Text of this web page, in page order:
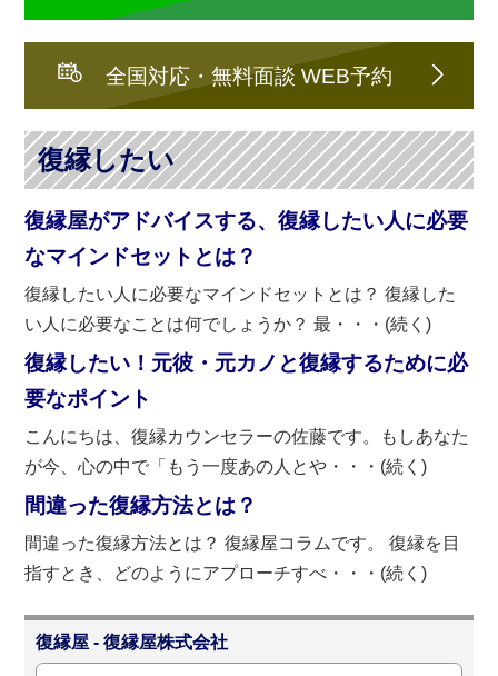
全国対応・無料面談 WEB予約
復縁したい
復縁屋がアドバイスする、復縁したい人に必要
なマインドセットとは？
復縁したい人に必要なマインドセットとは？ 復縁した
い人に必要なことは何でしょうか？ 最・・・(続く)
復縁したい！元彼・元カノと復縁するために必
要なポイント
こんにちは、復縁カウンセラーの佐藤です。もしあなた
が今、心の中で「もう一度あの人とや・・・(続く)
間違った復縁方法とは？
間違った復縁方法とは？ 復縁屋コラムです。 復縁を目
指すとき、どのようにアプローチすべ・・・(続く)
復縁屋 - 復縁屋株式会社